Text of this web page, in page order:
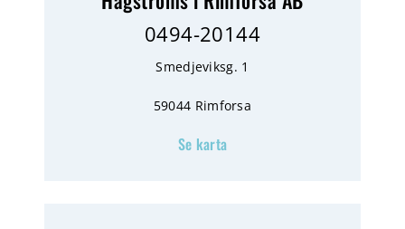
0494-20144
Smedjeviksg. 1
59044 Rimforsa
Se karta